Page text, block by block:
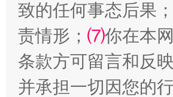
致的任何事态后果；
责情形； ⑺你在本
条款方可留言和反
并承担一切因您的